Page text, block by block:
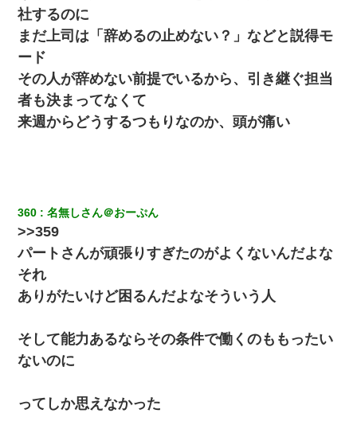
彼女(37)の情欲がえげつない件ｗｗｗｗｗｗｗ
[緊急]ベロベロの女に声をかけて行為してきた結果
近所のお寺に住み込みで手伝いしてる知的障害のオッサン
がいた。ある日、オッサンが火かき棒を持って顔を真っ赤
にしながら走り回っていて…
隣室のお婆ちゃん「下階からの異臭に困ってる、今もすっ
ごく臭い」私「変だなあ～なにも臭わないよ」→ その後。
友人「酒の勢いで女先輩をホテルに連れ込んだｗｗｗｗ
ｗ」俺「…」
【悲報】お風呂で父親と姉が完全に行為してるんだが...
う』夫「えっ」私『使った貯金はあげるから』→すると…
社するのに
まだ上司は「辞めるの止めない？」などと説得モ
ード
その人が辞めない前提でいるから、引き継ぐ担当
者も決まってなくて
来週からどうするつもりなのか、頭が痛い
360 名無しさん＠おーぷん
>>359
パートさんが頑張りすぎたのがよくないんだよな
それ
ありがたいけど困るんだよなそういう人
そして能力あるならその条件で働くのももったい
ないのに
ってしか思えなかった